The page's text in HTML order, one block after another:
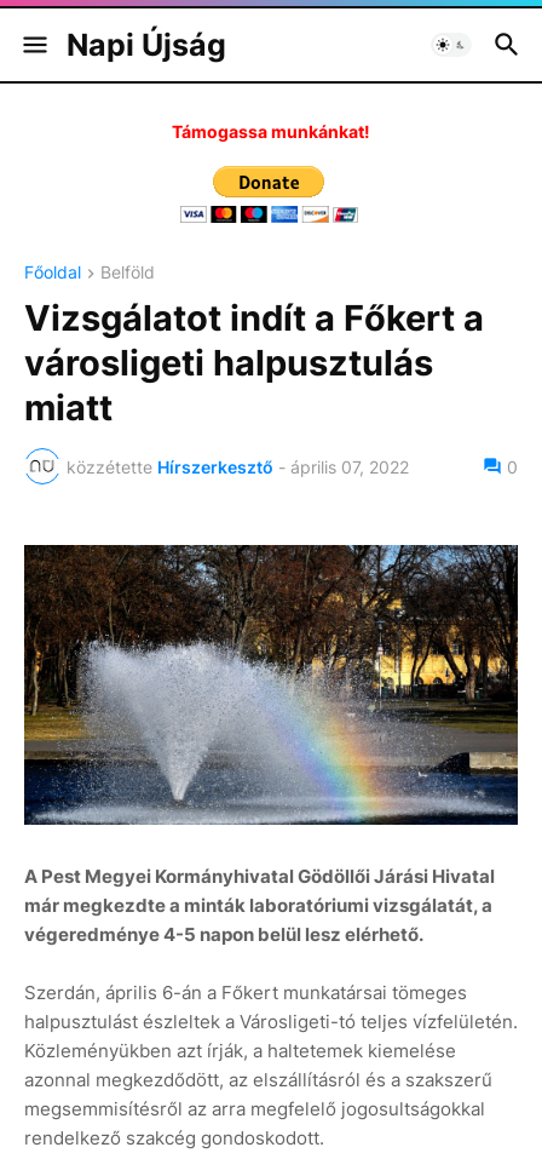
Napi Újság
Támogassa munkánkat!
Főoldal Belföld
Vizsgálatot indít a Főkert a
városligeti halpusztulás
miatt
közzétette Hírszerkesztő - április 07, 2022 0
A Pest Megyei Kormányhivatal Gödöllői Járási Hivatal
már megkezdte a minták laboratóriumi vizsgálatát, a
végeredménye 4-5 napon belül lesz elérhető.
Szerdán, április 6-án a Főkert munkatársai tömeges
halpusztulást észleltek a Városligeti-tó teljes vízfelületén.
Közleményükben azt írják, a haltetemek kiemelése
azonnal megkezdődött, az elszállításról és a szakszerű
megsemmisítésről az arra megfelelő jogosultságokkal
rendelkező szakcég gondoskodott.